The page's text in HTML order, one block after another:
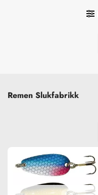
Remen Slukfabrikk